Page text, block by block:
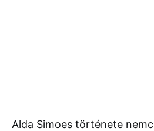
Alda Simoes története